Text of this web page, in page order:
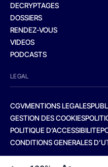
DECRYPTAGES
DOSSIERS
RENDEZ-VOUS
VIDEOS
PODCASTS
LEGAL
CGVMENTIONS LEGALES
GESTION DES COOKIES
POLITIQUE D’ACCESSIBILITE
CONDITIONS GENERALES